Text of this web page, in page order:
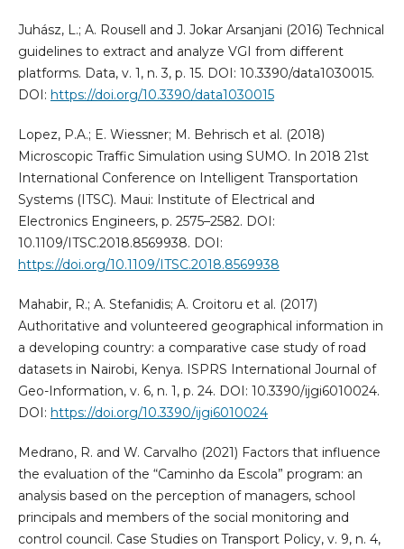
Juhász, L.; A. Rousell and J. Jokar Arsanjani (2016) Technical
guidelines to extract and analyze VGI from different
platforms. Data, v. 1, n. 3, p. 15. DOI: 10.3390/data1030015.
DOI: https://doi.org/10.3390/data1030015
Lopez, P.A.; E. Wiessner; M. Behrisch et al. (2018)
Microscopic Traffic Simulation using SUMO. In 2018 21st
International Conference on Intelligent Transportation
Systems (ITSC). Maui: Institute of Electrical and
Electronics Engineers, p. 2575–2582. DOI:
10.1109/ITSC.2018.8569938. DOI:
https://doi.org/10.1109/ITSC.2018.8569938
Mahabir, R.; A. Stefanidis; A. Croitoru et al. (2017)
Authoritative and volunteered geographical information in
a developing country: a comparative case study of road
datasets in Nairobi, Kenya. ISPRS International Journal of
Geo-Information, v. 6, n. 1, p. 24. DOI: 10.3390/ijgi6010024.
DOI: https://doi.org/10.3390/ijgi6010024
Medrano, R. and W. Carvalho (2021) Factors that influence
the evaluation of the “Caminho da Escola” program: an
analysis based on the perception of managers, school
principals and members of the social monitoring and
control council. Case Studies on Transport Policy, v. 9, n. 4,